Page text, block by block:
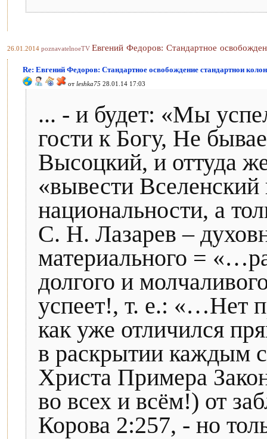
26.01.2014 poznavatelnoeTV Евгений Федоров: Стандартное
Re: Евгений Федоров: Стандартное освобождение стандартнои
от leshka75 28.01.14 17:03
... - и будет: «Мы
гости к Богу, Не
Высоцкий, и оттуда
«вывести
национальности, а
С. Н. Лазарев –
материального =
долгого и
успеет!, т. е.: «…Нет
как уже отличился
в раскрытии каждым
Христа Примера
во всех и всём!) от
Корова 2:257, - но